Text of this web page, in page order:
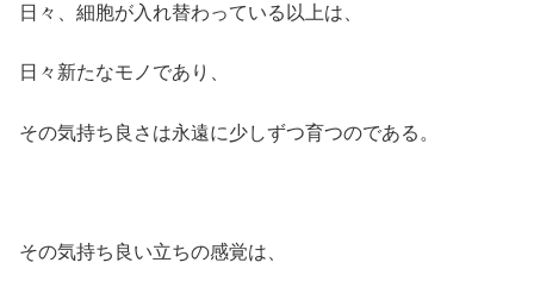
日々、細胞が入れ替わっている以上は、
日々新たなモノであり、
その気持ち良さは永遠に少しずつ育つのである。
その気持ち良い立ちの感覚は、